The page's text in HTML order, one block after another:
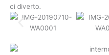
ci diverto.